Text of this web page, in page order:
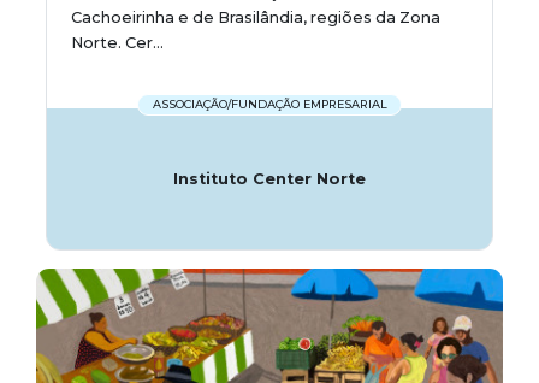
Cachoeirinha e de Brasilândia, regiões da Zona
Norte. Cer...
ASSOCIAÇÃO/FUNDAÇÃO EMPRESARIAL
Instituto Center Norte